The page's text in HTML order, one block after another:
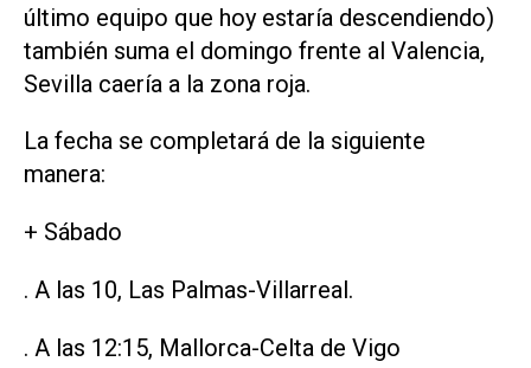
último equipo que hoy estaría descendiendo)
también suma el domingo frente al Valencia,
Sevilla caería a la zona roja.
La fecha se completará de la siguiente
manera:
+ Sábado
. A las 10, Las Palmas-Villarreal.
. A las 12:15, Mallorca-Celta de Vigo